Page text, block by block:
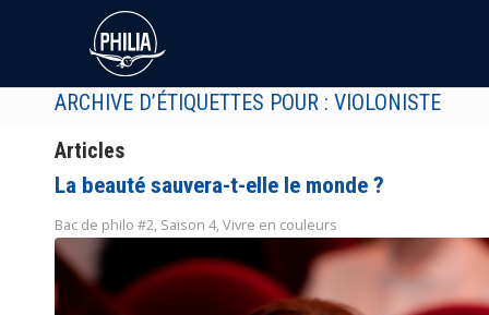
ARCHIVE D’ÉTIQUETTES POUR : VIOLONISTE
Articles
La beauté sauvera-t-elle le monde ?
Bac de philo #2, Saison 4, Vivre en couleurs